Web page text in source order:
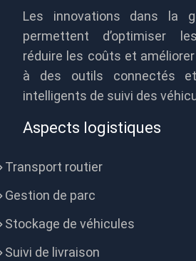
Les innovations dans la
permettent d’optimiser
réduire les coûts et
à des outils connectés
intelligents de suivi des
Aspects logistiques
Transport routier
Gestion de parc
Stockage de véhicules
Suivi de livraison